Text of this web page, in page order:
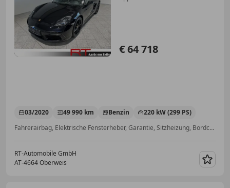
€ 64 718
03/2020 49 990 km Benzin
220 kW (299 PS)
Fahrerairbag, Elektrische Fensterheber, Garantie, Sitzheizung, Bordcomputer, Scheckheftgepflegt, Schaltwippen, Elektrische Seitenspiegel
RT-Automobile GmbH
AT-4664 Oberweis